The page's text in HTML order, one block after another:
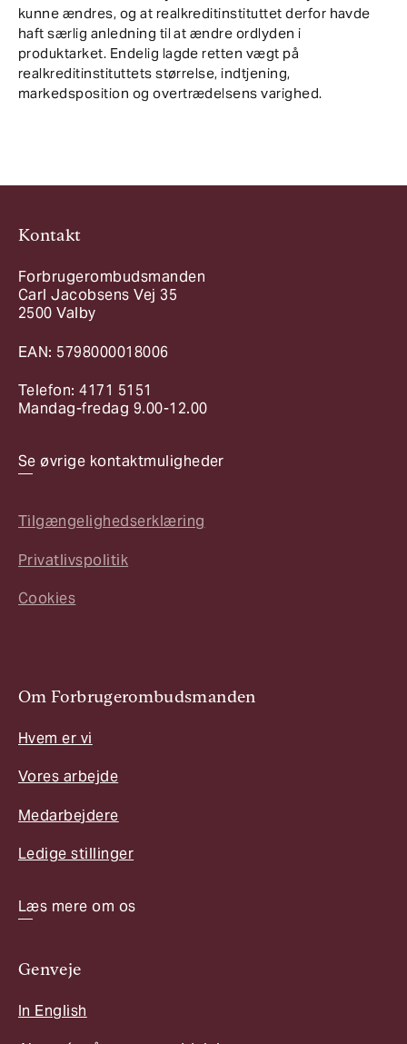
kunne ændres, og at realkreditinstituttet derfor havde
haft særlig anledning til at ændre ordlyden i
produktarket. Endelig lagde retten vægt på
realkreditinstituttets størrelse, indtjening,
markedsposition og overtrædelsens varighed.
Kontakt
Forbrugerombudsmanden
Carl Jacobsens Vej 35
2500 Valby
EAN: 5798000018006
Telefon: 4171 5151
Mandag-fredag 9.00-12.00
Se øvrige kontaktmuligheder
Tilgængelighedserklæring
Privatlivspolitik
Cookies
Om Forbrugerombudsmanden
Hvem er vi
Vores arbejde
Medarbejdere
Ledige stillinger
Læs mere om os
Genveje
In English